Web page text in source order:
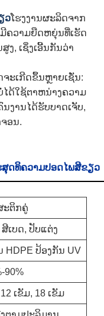
ວໂຮງງານຜະລິດຈາກ
ຄວາມຍືດຫຍຸ່ນທີ່ເຮັດ
ງ, ເຊິ່ງເອີ້ນກັນວ່າ
ະເກີດຂຶ້ນຫຼາຍເຊັ່ນ:
ໄດ້ໃຊ້ຕາຫນ່າງຄວາມ
ງານໄດ້ຮັບບາດເຈັບ,
ອນ.
ສຸດທິຄວາມປອດໄພສີຂຽວ
ະຕິກຄູ່
ເບດ, ປັບແຕ່ງ
HDPE ປ້ອງກັນ UV
90%
ເຂັມ, 18 ເຂັມ